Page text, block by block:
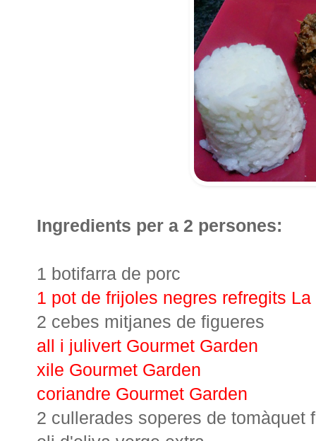
Ingredients per a 2 persones:
1 botifarra de porc
1 pot de frijoles negres refregits
2 cebes mitjanes de figueres
all i julivert Gourmet Garden
xile Gourmet Garden
coriandre Gourmet Garden
2 cullerades soperes de tomàquet